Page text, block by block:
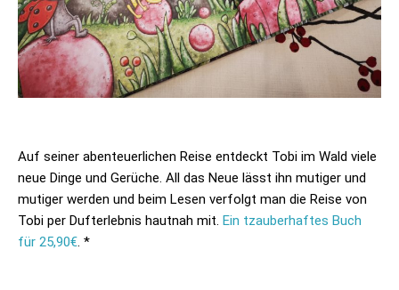
Auf seiner abenteuerlichen Reise entdeckt Tobi im Wald viele
neue Dinge und Gerüche. All das Neue lässt ihn mutiger und
mutiger werden und beim Lesen verfolgt man die Reise von
Tobi per Dufterlebnis hautnah mit. Ein tzauberhaftes Buch
für 25,90€. *